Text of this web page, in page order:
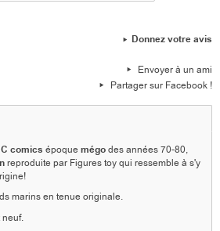
Donnez votre avis
Envoyer à un ami
Partager sur Facebook !
comics époquemégodes années 70-80,
reproduite par Figures toy qui ressemble à s'y
marins en tenue originale.
neuf.